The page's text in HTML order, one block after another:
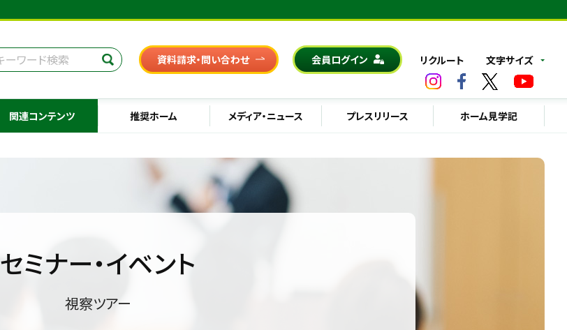
資料請求・問い合わせ 会員ログイン リクルート 文字サイズ
関連コンテンツ 推奨ホーム メディア・ニュース プレスリリース ホーム見学記
セミナー・イベント
視察ツアー